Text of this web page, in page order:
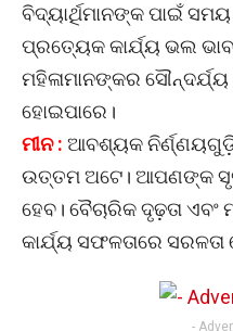
ବିଦ୍ୟାର୍ଥିମାନଙ୍କ ପାଇଁ
ପ୍ରତ୍ୟେକ କାର୍ଯ୍ୟ ଭଲ
ମହିଳାମାନଙ୍କର
ହୋଇପାରେ।
ମୀନ : ଆବଶ୍ୟକ
ଉତ୍ତମ ଅଟେ। ଆପଣଙ୍କ
ହେବ। ବୈଚାରିକ ଦୃଢ଼ତା
କାର୍ଯ୍ୟ ସଫଳତାରେ ସରଳତା
-